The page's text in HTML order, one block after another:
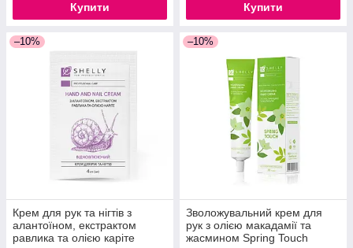
Купити Купити
–10%
Крем для рук та нігтів з
алантоїном, екстрактом
равлика та олією каріте
–10%
Зволожувальний крем для
рук з олією макадамії та
жасмином Spring Touch